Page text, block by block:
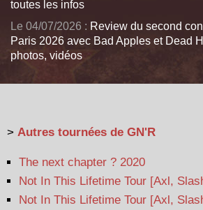
toutes les infos
Le 04/07/2026 : Review du second
Paris 2026 avec Bad Apples et Dead
photos, vidéos
> Autres tournées de GN'R
The next chapter ? 2020
Not In This Lifetime Tour [Axl,
Not In This Lifetime Tour [Axl,